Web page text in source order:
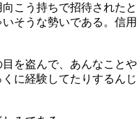
こう持ちで招待されたと
そうな勢いである。信用
を盗んで、あんなことや
に経験してたりするんじ